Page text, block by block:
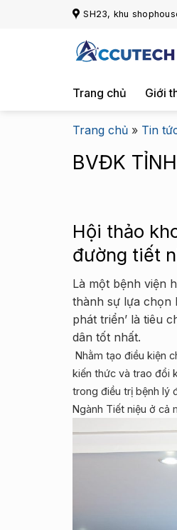
SH23, khu
Trang chủ Giới
Trang chủ » Tin
BVĐK
Hội thảo
đường tiết
Là một bệnh viện
thành sự lựa chọn
phát triển’ là tiêu
dân tốt nhất.
Nhằm tạo điều kiện
kiến thức và trao đổi
trong điều trị bệnh lý
Ngành Tiết niệu ở cả